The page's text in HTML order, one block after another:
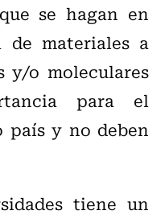
se hagan en
materiales a
y/o moleculares
para el
país y no deben
tiene un